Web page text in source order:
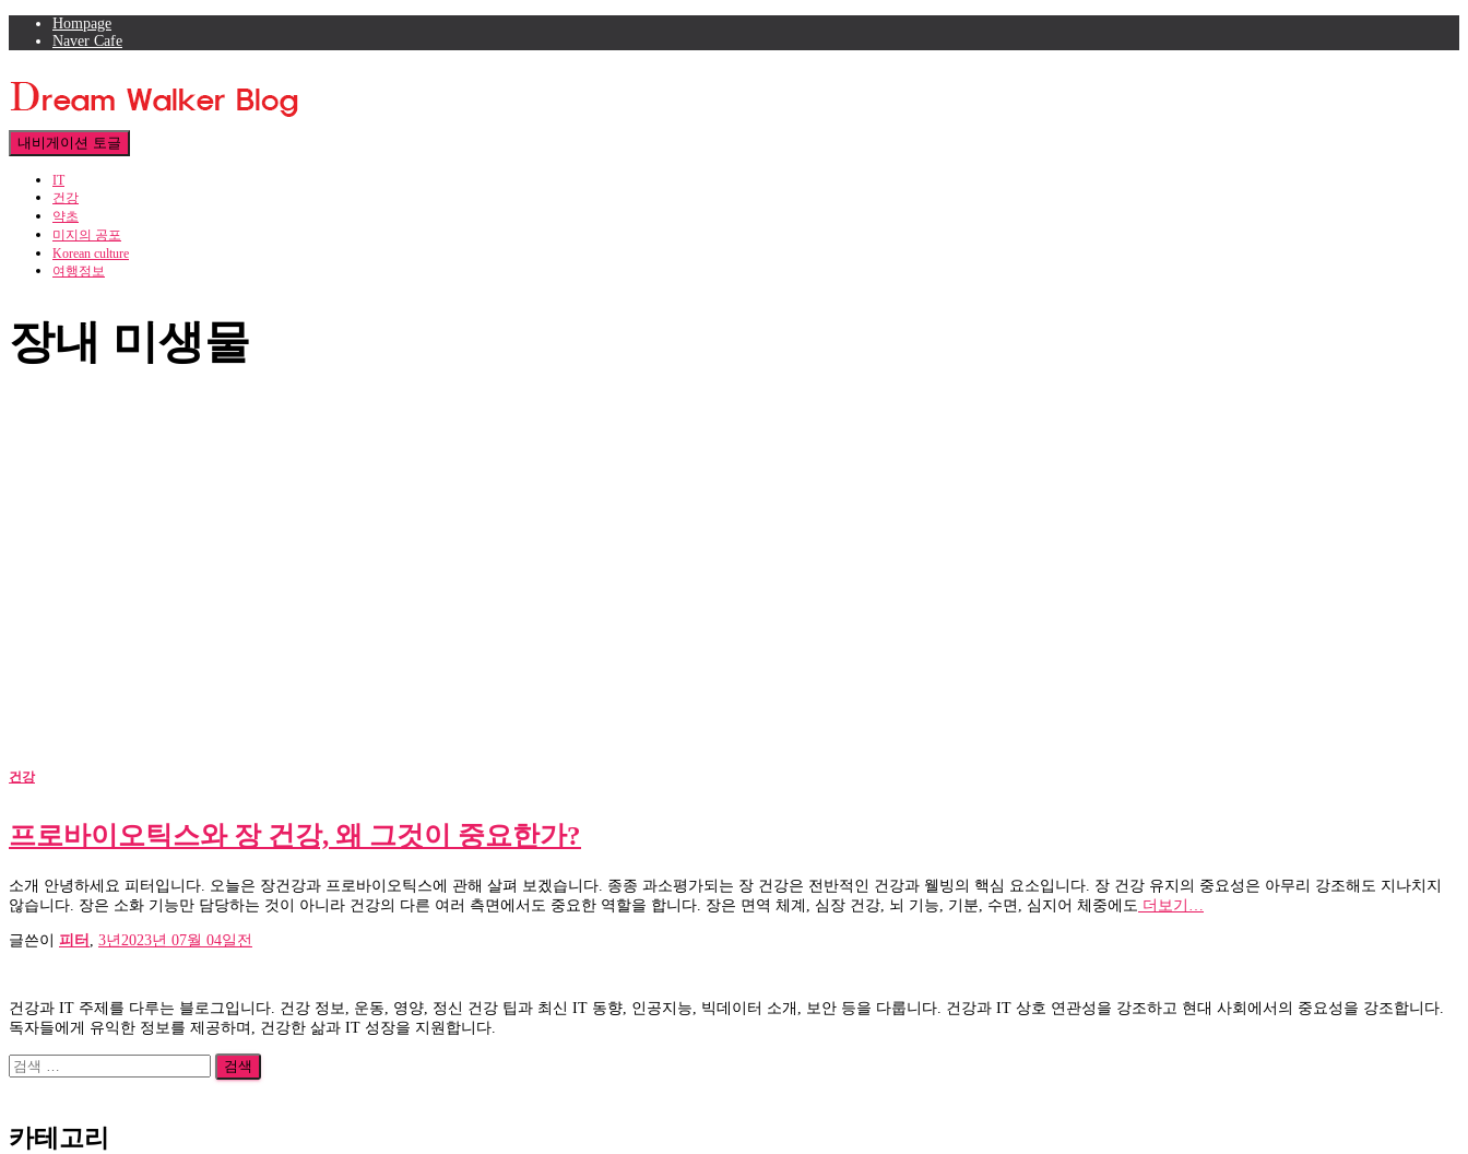
Hompage
Naver Cafe
내비게이션 토글
IT
건강
약초
미지의 공포
Korean culture
여행정보
장내 미생물
건강
프로바이오틱스와 장 건강, 왜 그것이 중요한가?
소개 안녕하세요 피터입니다. 오늘은 장건강과 프로바이오틱스에 관해 살펴 보겠습니다. 종종 과소평가되는 장 건강은 전반적인 건강과 웰빙의 핵심 요소입니다. 장 건강 유지의 중요성은 아무리 강조해도 지나치지
않습니다. 장은 소화 기능만 담당하는 것이 아니라 건강의 다른 여러 측면에서도 중요한 역할을 합니다. 장은 면역 체계, 심장 건강, 뇌 기능, 기분, 수면, 심지어 체중에도 더보기…
글쓴이 피터 3년 2023년 07월 04일 전
건강과 IT 주제를 다루는 블로그입니다. 건강 정보, 운동, 영양, 정신 건강 팁과 최신 IT 동향, 인공지능, 빅데이터 소개, 보안 등을 다룹니다. 건강과 IT 상호 연관성을 강조하고 현대 사회에서의 중요성을 강조합니다.
독자들에게 유익한 정보를 제공하며, 건강한 삶과 IT 성장을 지원합니다.
검
색:
카테고리